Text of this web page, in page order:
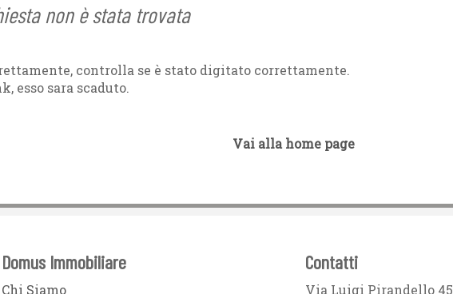
non è stata trovata
controlla se è stato digitato correttamente.
esso sara scaduto.
Vai alla home page
Domus Immobiliare
Chi Siamo
Contatti
Via Luigi Pirandello 45